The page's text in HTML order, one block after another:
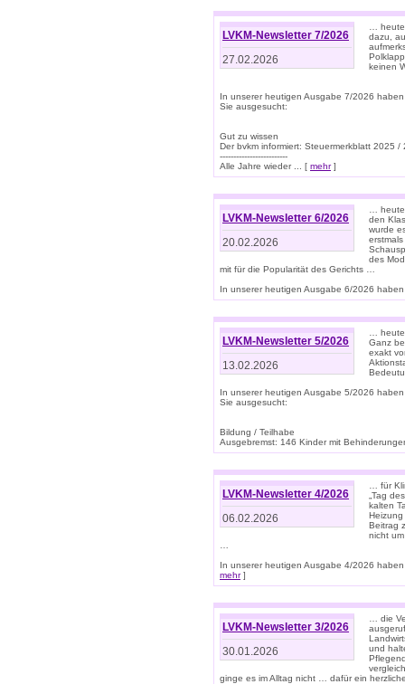
LVKM-Newsletter 7/2026
27.02.2026
…
dazu,
keinen
In unserer heutigen Ausgabe 7/2026
Sie ausgesucht:
Gut zu wissen
Der bvkm informiert: Steuermerkblatt 2025 /
-------------------------
Alle Jahre wieder ... [ mehr]
LVKM-Newsletter 6/2026
20.02.2026
…
den
wurde
des
mit für die Popularität des Gerichts …
In unserer heutigen Ausgabe 6/2026
LVKM-Newsletter 5/2026
13.02.2026
…
Ganz
exakt
In unserer heutigen Ausgabe 5/2026
Sie ausgesucht:
Bildung / Teilhabe
Ausgebremst: 146 Kinder mit
LVKM-Newsletter 4/2026
06.02.2026
… für
„Tag
kalten
Beitrag
nicht
In unserer heutigen Ausgabe 4/2026
mehr]
LVKM-Newsletter 3/2026
30.01.2026
… die
und
ginge es im Alltag nicht … dafür ein